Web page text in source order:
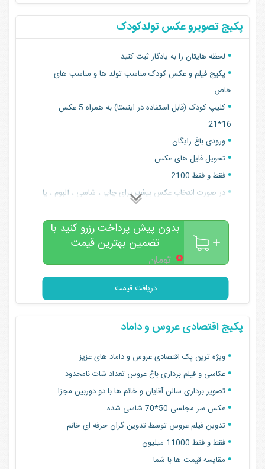
پکیج تصویرو عکس تولدکودک
لحظه هایتان را به یادگار ثبت کنید
پکیج فیلم و عکس کودک مناسب تولد ها و مناسب های
خاص
کلیپ کودک (قابل استفاده در اینستا) به همراه 5 عکس
16*21
ورودی باغ رایگان
تحویل فایل های عکس
فقط و فقط 2100
در صورت انتخاب عکس بیشتر برای چاپ ، شاسی ، آلبوم ، یا
قاب تخفیف ویژه اقتصادی در نظر گرفته میشود
بدون پیش پرداخت رزرو کنید با
تضمین بهترین قیمت
۰تومان
دریافت قیمت
پکیج اقتصادی عروس و داماد
ویژه ترین پک اقتصادی عروس و داماد های عزیز
عکاسی و فیلم برداری باغ عروس تعداد شات نامحدود
تصویر برداری سالن آقایان و خانم ها با دو دوربین مجزا
عکس سر مجلسی 50*70 شاسی شده
تدوین فیلم عروس توسط تدوین گران حرفه ای خانم
فقط و فقط 11000 میلیون
مقایسه قیمت ها با شما